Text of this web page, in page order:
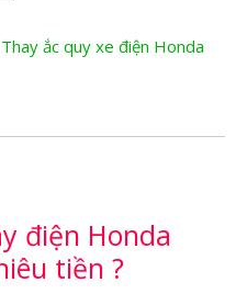
Thay ắc quy xe điện Honda
điện Honda
tiền ?